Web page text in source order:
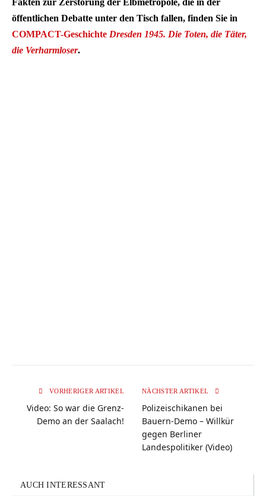
öffentlichen Debatte unter den Tisch fallen, finden Sie in
COMPACT-Geschichte Dresden 1945. Die Toten, die Täter,
die Verharmloser.
VORHERIGER ARTIKEL
Video: So war die Grenz-
Demo an der Saalach!
NÄCHSTER ARTIKEL
Polizeischikanen bei
Bauern-Demo – Willkür
gegen Berliner
Landespolitiker (Video)
AUCH INTERESSANT